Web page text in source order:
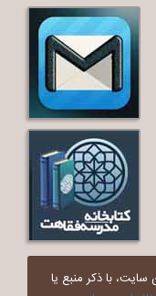
با ذکر منبع یا